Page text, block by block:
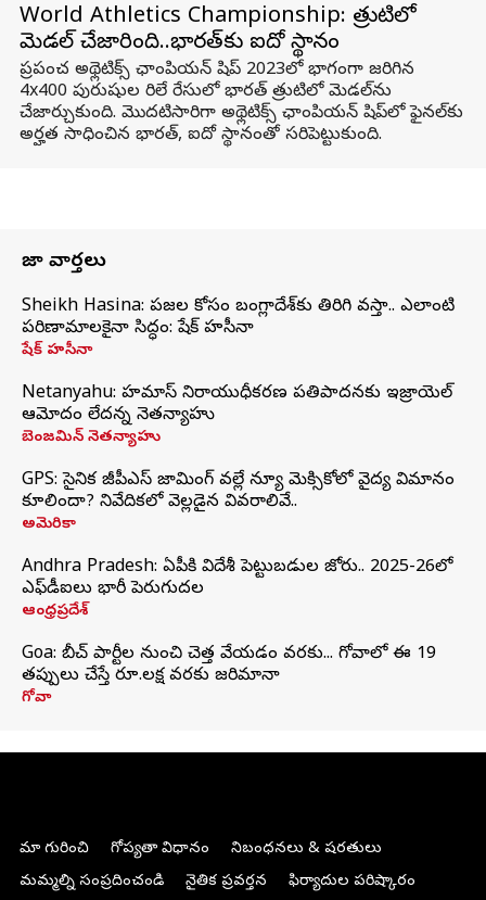
World Athletics Championship: త్రుటిలో
మెడల్ చేజారింది..భారత్‌కు ఐదో స్థానం
ప్రపంచ అథ్లెటిక్స్ ఛాంపియన్ షిప్ 2023లో భాగంగా జరిగిన
4x400 పురుషుల రిలే రేసులో భారత్ త్రుటిలో మెడల్‌ను
చేజార్చుకుంది. మొదటిసారిగా అథ్లెటిక్స్ ఛాంపియన్ షిప్‌లో ఫైనల్‌కు
అర్హత సాధించిన భారత్, ఐదో స్థానంతో సరిపెట్టుకుంది.
తాజా వార్తలు
Sheikh Hasina: ప్రజల కోసం బంగ్లాదేశ్‌కు తిరిగి వస్తా.. ఎలాంటి
పరిణామాలకైనా సిద్ధం: షేక్ హసీనా
షేక్ హసీనా
Netanyahu: హమాస్ నిరాయుధీకరణ ప్రతిపాదనకు ఇజ్రాయెల్
ఆమోదం లేదన్న నెతన్యాహు
బెంజమిన్ నెతన్యాహు
GPS: సైనిక జీపీఎస్ జామింగ్ వల్లే న్యూ మెక్సికోలో వైద్య విమానం
కూలిందా? నివేదికలో వెల్లడైన వివరాలివే..
అమెరికా
Andhra Pradesh: ఏపీకి విదేశీ పెట్టుబడుల జోరు.. 2025-26లో
ఎఫ్‌డీఐలు భారీ పెరుగుదల
ఆంధ్రప్రదేశ్
Goa: బీచ్ పార్టీల నుంచి చెత్త వేయడం వరకు... గోవాలో ఈ 19
తప్పులు చేస్తే రూ.లక్ష వరకు జరిమానా
గోవా
మా గురించి గోప్యతా విధానం
నిబంధనలు & షరతులు
మమ్మల్ని సంప్రదించండి
నైతిక ప్రవర్తన ఫిర్యాదుల పరిష్కారం